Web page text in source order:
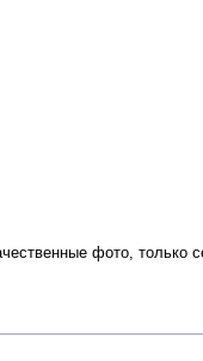
фото, только